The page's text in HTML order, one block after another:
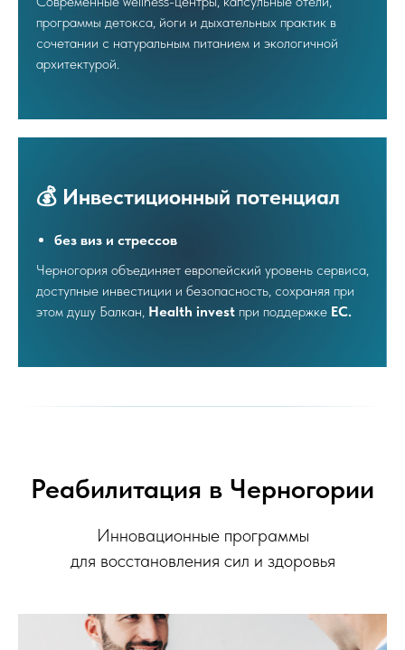
программы детокса, йоги и дыхательных практик в
сочетании с натуральным питанием и экологичной
архитектурой.
💰 Инвестиционный потенциал
без виз и стрессов
Черногория объединяет европейский уровень сервиса,
доступные инвестиции и безопасность, сохраняя при
этом душу Балкан, Health invest при поддержке EC.
Реабилитация в Черногории
Инновационные программы
для восстановления сил и здоровья